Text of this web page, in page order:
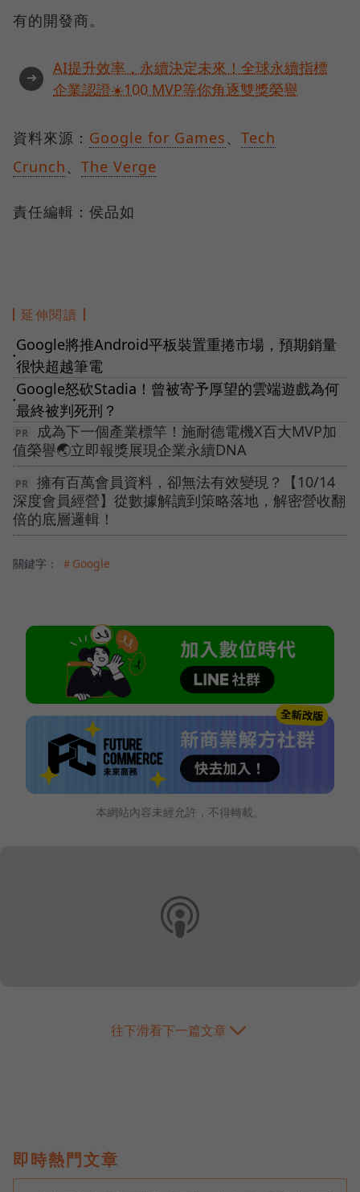
有的開發商。
➜
AI提升效率，永續決定未來！全球永續指標
企業認證☀️100 MVP等你角逐雙獎榮譽
資料來源： Google for Games
Tech
Crunch
The Verge
責任編輯：侯品如
延伸閱讀
●
Google將推Android平板裝置重捲市場，預期銷量
很快超越筆電
●
Google怒砍Stadia！曾被寄予厚望的雲端遊戲為何
最終被判死刑？
成為下一個產業標竿！施耐德電機X百大MVP加
值榮譽🌏立即報獎展現企業永續DNA
擁有百萬會員資料，卻無法有效變現？【10/14
深度會員經營】從數據解讀到策略落地，解密營收翻
倍的底層邏輯！
關鍵字： ＃Google
本網站內容未經允許，不得轉載。
往下滑看下一篇文章
即時熱門文章